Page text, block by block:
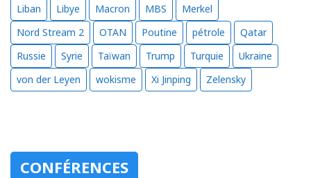
Liban
Libye Macron MBS
Merkel
Nord Stream 2
OTAN Poutine pétrole
Qatar
Russie
Syrie Taïwan Trump Turquie
Ukraine
von der Leyen
wokisme Xi Jinping Zelensky
CONFÉRENCES